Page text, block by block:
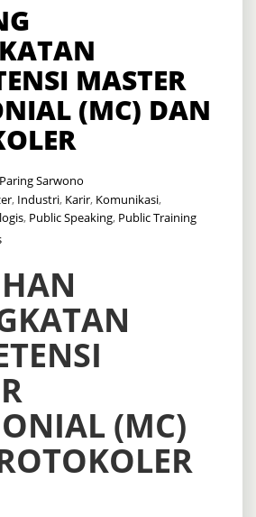
MASTER
(MC) DAN
Paring Sarwono
, Industri, Karir, Komunikasi,
, Public Speaking, Public Training
(MC)